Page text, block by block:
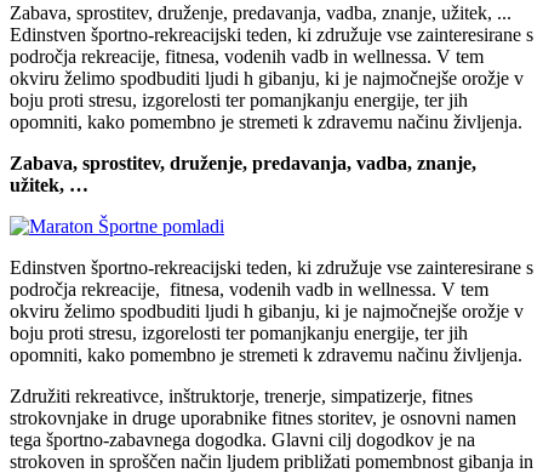
Zabava, sprostitev, druženje, predavanja, vadba, znanje, užitek, ...
Edinstven športno-rekreacijski teden, ki združuje vse zainteresirane s
področja rekreacije, fitnesa, vodenih vadb in wellnessa. V tem
okviru želimo spodbuditi ljudi h gibanju, ki je najmočnejše orožje v
boju proti stresu, izgorelosti ter pomanjkanju energije, ter jih
opomniti, kako pomembno je stremeti k zdravemu načinu življenja.
Zabava, sprostitev, druženje, predavanja, vadba, znanje,
užitek, …
Edinstven športno-rekreacijski teden, ki združuje vse zainteresirane s
področja rekreacije, fitnesa, vodenih vadb in wellnessa. V tem
okviru želimo spodbuditi ljudi h gibanju, ki je najmočnejše orožje v
boju proti stresu, izgorelosti ter pomanjkanju energije, ter jih
opomniti, kako pomembno je stremeti k zdravemu načinu življenja.
Združiti rekreativce, inštruktorje, trenerje, simpatizerje, fitnes
strokovnjake in druge uporabnike fitnes storitev, je osnovni namen
tega športno-zabavnega dogodka. Glavni cilj dogodkov je na
strokoven in sproščen način ljudem približati pomembnost gibanja in